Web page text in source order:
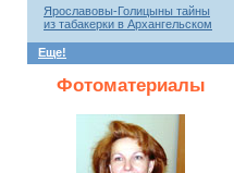
Ярославовы-Голицыны тайны
из табакерки в Архангельском
Еще!
Фотоматериалы